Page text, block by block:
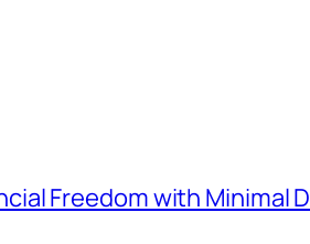
Freedom with Minimal